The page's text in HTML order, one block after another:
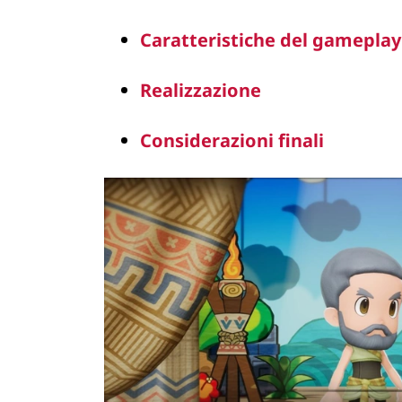
Caratteristiche del gameplay
Realizzazione
Considerazioni finali